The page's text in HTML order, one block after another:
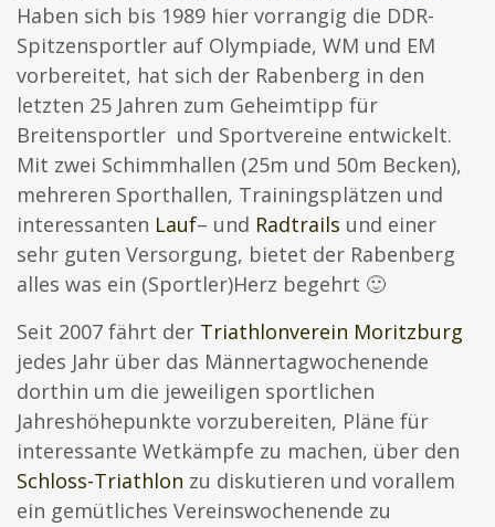
Haben sich bis 1989 hier vorrangig die DDR-
Spitzensportler auf Olympiade, WM und EM
vorbereitet, hat sich der Rabenberg in den
letzten 25 Jahren zum Geheimtipp für
Breitensportler und Sportvereine entwickelt.
Mit zwei Schimmhallen (25m und 50m Becken),
mehreren Sporthallen, Trainingsplätzen und
interessanten Lauf– und Radtrails und einer
sehr guten Versorgung, bietet der Rabenberg
alles was ein (Sportler)Herz begehrt 🙂
Seit 2007 fährt der Triathlonverein Moritzburg
jedes Jahr über das Männertagwochenende
dorthin um die jeweiligen sportlichen
Jahreshöhepunkte vorzubereiten, Pläne für
interessante Wetkämpfe zu machen, über den
Schloss-Triathlon zu diskutieren und vorallem
ein gemütliches Vereinswochenende zu